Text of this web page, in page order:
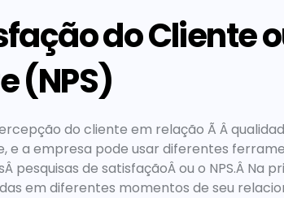
do Cliente
(NPS)
do cliente em relação Ã Â
e a empresa pode usar diferentes
pesquisas de satisfaçãoÂ ou o NPS.Â
em diferentes momentos de seu